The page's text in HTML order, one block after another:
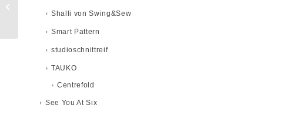
Shalli von Swing&Sew
Smart Pattern
studioschnittreif
TAUKO
Centrefold
See You At Six
Cotton Chambray